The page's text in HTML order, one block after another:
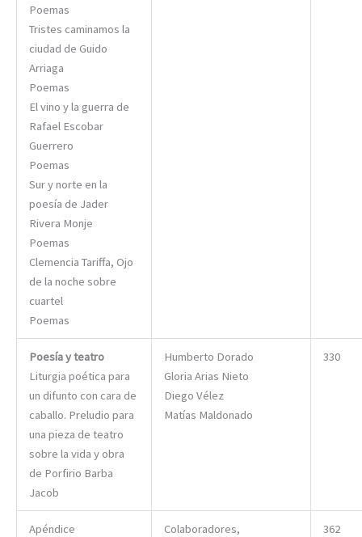
Poemas
Tristes caminamos la
ciudad de Guido
Arriaga
Poemas
El vino y la guerra de
Rafael Escobar
Guerrero
Poemas
Sur y norte en la
poesía de Jader
Rivera Monje
Poemas
Clemencia Tariffa, Ojo
de la noche sobre
cuartel
Poemas
Poesía y teatro
Liturgia poética para
un difunto con cara de
caballo. Preludio para
una pieza de teatro
sobre la vida y obra
de Porfirio Barba
Jacob
Humberto Dorado
Gloria Arias Nieto
Diego Vélez
Matías Maldonado
330
Apéndice
Colaboradores,
362